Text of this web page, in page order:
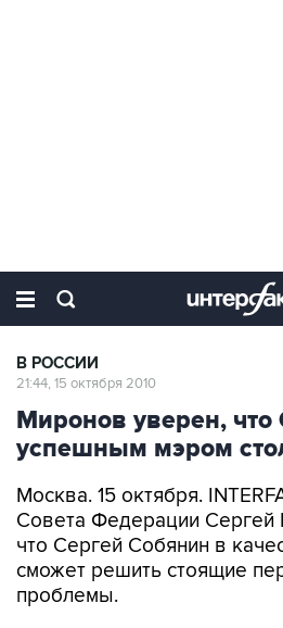
В РОССИИ
21:44, 15 октября 2010
Миронов уверен, что
успешным мэром
Москва. 15 октября.
Совета Федерации Сергей
что Сергей Собянин в
сможет решить стоящие
проблемы.